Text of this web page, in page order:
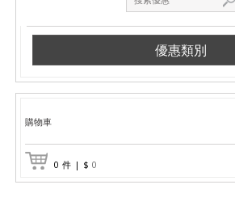
優惠類別
購物車
0 件 | $ 0